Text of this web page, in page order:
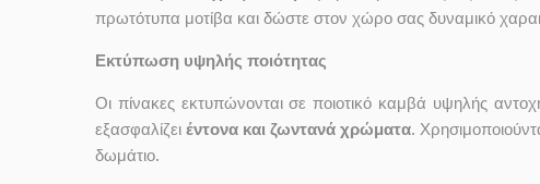
πρωτότυπα μοτίβα και δώστε στον χώρο σας δυναμικό
Εκτύπωση υψηλής ποιότητας
Οι πίνακες εκτυπώνονται σε ποιοτικό καμβά υψηλής
εξασφαλίζει έντονα και ζωντανά χρώματα.
δωμάτιο.